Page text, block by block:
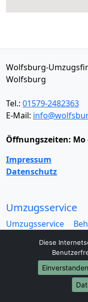
Wolfsburg-
Wolfsburg
Tel.: 01579-2482363
E-Mail:
Öffnungszeiten: Mo
Impressum
Datenschutz
Umzugsservice
Umzugsservice
Mini Umzug
Seniorenumzug
Entrümpelung
Diese
Einverstanden